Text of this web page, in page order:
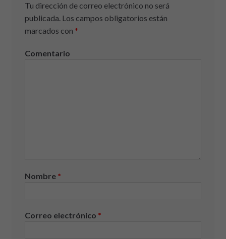
Tu dirección de correo electrónico no será
publicada.Los campos obligatorios están
marcados con *
Comentario
Nombre *
Correo electrónico *